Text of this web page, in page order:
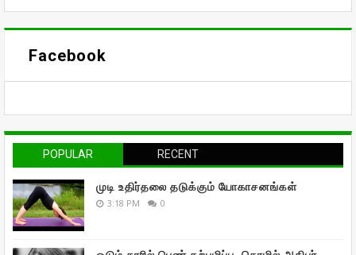
Facebook
POPULAR RECENT
முடி உதிர்தலை தடுக்கும் யோகாசனங்கள்
3:18 PM 0